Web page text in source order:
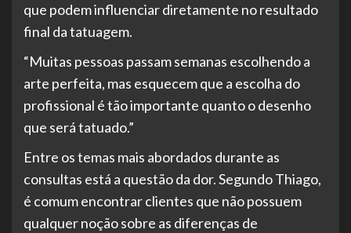
que podem influenciar diretamente no resultado
final da tatuagem.
“Muitas pessoas passam semanas escolhendo a
arte perfeita, mas esquecem que a escolha do
profissional é tão importante quanto o desenho
que será tatuado.”
Entre os temas mais abordados durante as
consultas está a questão da dor. Segundo Thiago,
é comum encontrar clientes que não possuem
qualquer noção sobre as diferenças de